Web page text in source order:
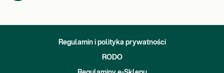
Regulamin i polityka prywatności
RODO